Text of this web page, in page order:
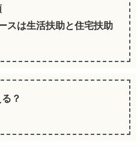
スは生活扶助と住宅扶助
？